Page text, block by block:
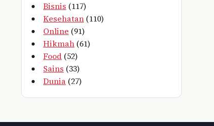
Bisnis (117)
Kesehatan (110)
Online (91)
Hikmah (61)
Food (52)
Sains (33)
Dunia (27)